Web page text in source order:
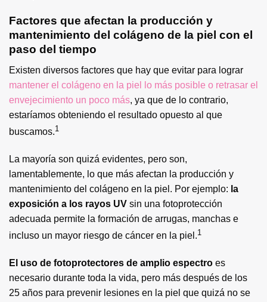
Factores que afectan la producción y
mantenimiento del colágeno de la piel con el
paso del tiempo
Existen diversos factores que hay que evitar para lograr
mantener el colágeno en la piel lo más posible o retrasar el
envejecimiento un poco más, ya que de lo contrario,
estaríamos obteniendo el resultado opuesto al que
buscamos.1
La mayoría son quizá evidentes, pero son,
lamentablemente, lo que más afectan la producción y
mantenimiento del colágeno en la piel. Por ejemplo: la
exposición a los rayos UV sin una fotoprotección
adecuada permite la formación de arrugas, manchas e
incluso un mayor riesgo de cáncer en la piel.1
El uso de fotoprotectores de amplio espectro es
necesario durante toda la vida, pero más después de los
25 años para prevenir lesiones en la piel que quizá no se